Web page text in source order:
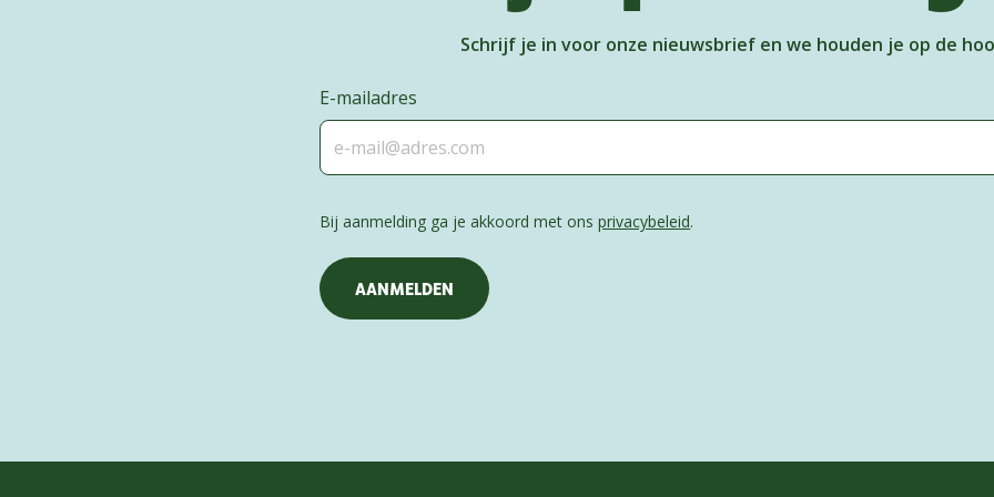
Schrijf je in voor onze nieuwsbrief en we houden je op de
E-mailadres
Bij aanmelding ga je akkoord met onsprivacybeleid.